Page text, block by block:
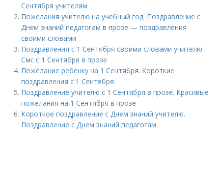
Сентября учителям
Пожелания учителю на учебный год. Поздравление с
Днем знаний педагогам в прозе — поздравления
своими словами
Поздравления с 1 Сентября своими словами учителю.
Смс с 1 Сентября в прозе
Пожелание ребенку на 1 Сентября. Короткие
поздравления с 1 Сентября
Поздравление учителю с 1 Сентября в прозе. Красивые
пожелания на 1 Сентября в прозе
Короткое поздравление с Днем знаний учителю.
Поздравление с Днем знаний педагогам